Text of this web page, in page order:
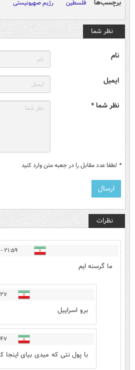
برچسب‌ها فلسطین رژیم صهیونیستی
نظر شما
نام
ایمیل
نظر شما *
* لطفا عدد مقابل را در جعبه متن وارد کنید
نظرات
۲۱:۵۹ - ۱۴۰۲/۰۲/۱۶
ما گرسنه ایم
۱۷:۲۷ -
برو اسراییل
۱۷:۴۷ -
با پول نتی که میدی بیای اینجا